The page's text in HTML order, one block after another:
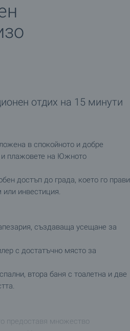
отдих на 15 минути
в спокойното и добре
и плажовете на Южното
достъп до града, което го прави
инвестиция.
създаваща усещане за
с достатъчно място за
втора баня с тоалетна и две
предоставя множество